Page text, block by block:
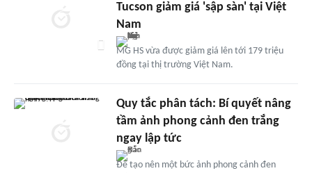
Tucson giảm giá 'sập sàn' tại Việt
Nam
MG HS vừa được giảm giá lên tới 179 triệu
đồng tại thị trường Việt Nam.
Quy tắc phân tách: Bí quyết nâng
tầm ảnh phong cảnh đen trắng
ngay lập tức
Để tạo nên một bức ảnh phong cảnh đen